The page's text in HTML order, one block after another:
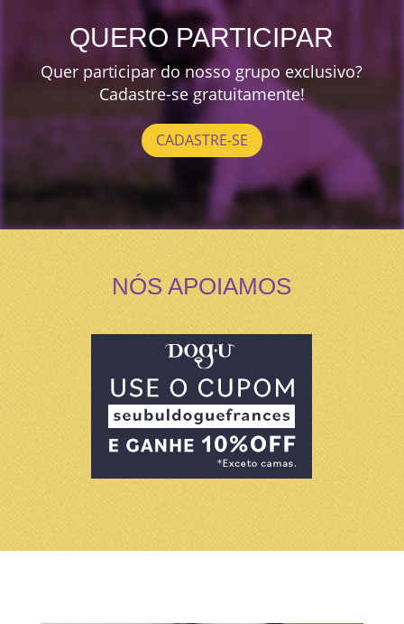
QUERO PARTICIPAR
Quer participar do nosso grupo exclusivo?
Cadastre-se gratuitamente!
CADASTRE-SE
NÓS APOIAMOS